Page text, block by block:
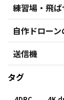
練習場・飛
自作ドロー
送信機
タグ